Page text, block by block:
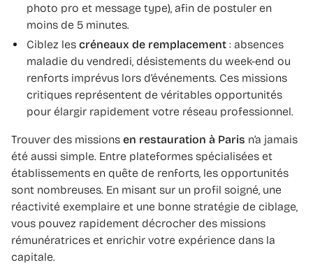
photo pro et message type), afin de postuler en
moins de 5 minutes.
Ciblez les créneaux de remplacement : absences
maladie du vendredi, désistements du week-end ou
renforts imprévus lors d’événements. Ces missions
critiques représentent de véritables opportunités
pour élargir rapidement votre réseau professionnel.
Trouver des missions en restauration à Paris n’a jamais
été aussi simple. Entre plateformes spécialisées et
établissements en quête de renforts, les opportunités
sont nombreuses. En misant sur un profil soigné, une
réactivité exemplaire et une bonne stratégie de ciblage,
vous pouvez rapidement décrocher des missions
rémunératrices et enrichir votre expérience dans la
capitale.